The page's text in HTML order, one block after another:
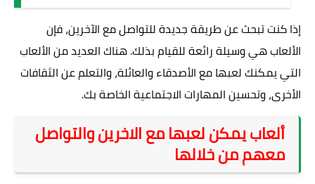
إذا كنت تبحث عن طريقة جديدة للتواصل مع الآخرين، فإن
الألعاب هي وسيلة رائعة للقيام بذلك. هناك العديد من الألعاب
التي يمكنك لعبها مع الأصدقاء والعائلة، والتعلم عن الثقافات
الأخرى، وتحسين المهارات الاجتماعية الخاصة بك.
ألعاب يمكن لعبها مع الاخرين والتواصل
معهم من خلالها